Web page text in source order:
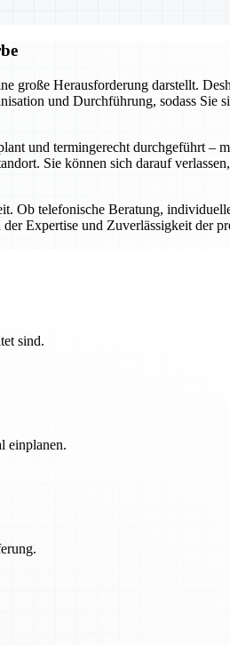
große Herausforderung darstellt.
und Durchführung, sodass Sie
und termingerecht durchgeführt –
Sie können sich darauf
Ob telefonische Beratung,
Expertise und Zuverlässigkeit der
sind.
einplanen.